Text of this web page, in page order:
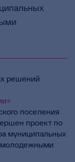
решений
поселения
проект по
муниципальных
молодежными